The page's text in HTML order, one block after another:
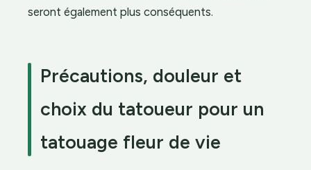
seront également plus conséquents.
Précautions, douleur et
choix du tatoueur pour un
tatouage fleur de vie